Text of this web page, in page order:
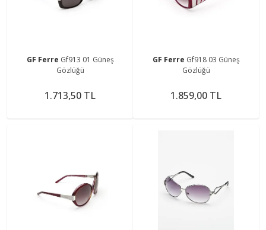
GF Ferre Gf913 01 Güneş
Gözlüğü
1.713,50 TL
GF Ferre Gf918 03 Güneş
Gözlüğü
1.859,00 TL